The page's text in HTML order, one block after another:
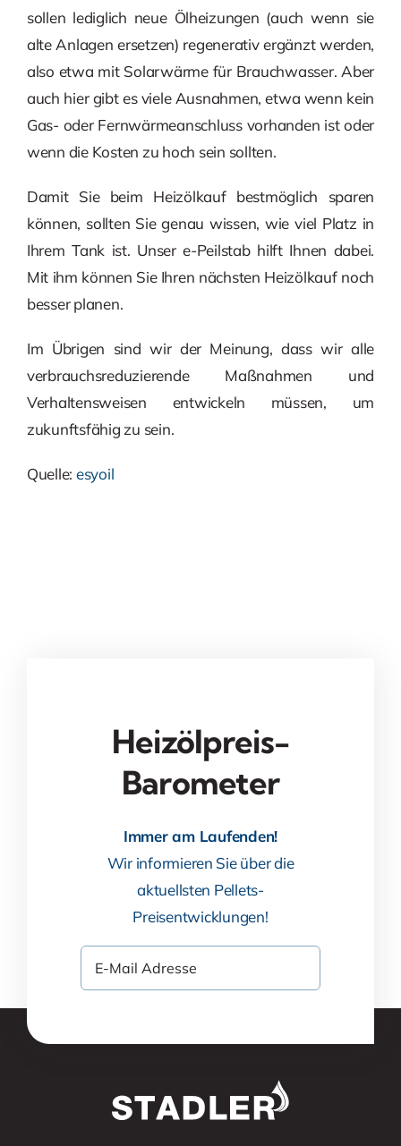
sollen lediglich neue Ölheizungen (auch wenn sie
alte Anlagen ersetzen) regenerativ ergänzt werden,
also etwa mit Solarwärme für Brauchwasser. Aber
auch hier gibt es viele Ausnahmen, etwa wenn kein
Gas- oder Fernwärmeanschluss vorhanden ist oder
wenn die Kosten zu hoch sein sollten.
Damit Sie beim Heizölkauf bestmöglich sparen
können, sollten Sie genau wissen, wie viel Platz in
Ihrem Tank ist. Unser e-Peilstab hilft Ihnen dabei.
Mit ihm können Sie Ihren nächsten Heizölkauf noch
besser planen.
Im Übrigen sind wir der Meinung, dass wir alle
verbrauchsreduzierende Maßnahmen und
Verhaltensweisen entwickeln müssen, um
zukunftsfähig zu sein.
Quelle: esyoil
Heizölpreis-
Barometer
Immer am Laufenden!
Wir informieren Sie über die
aktuellsten Pellets-
Preisentwicklungen!